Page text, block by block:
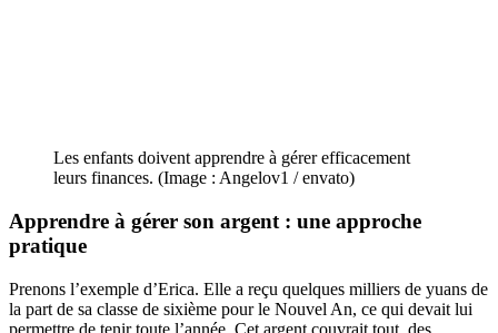
Les enfants doivent apprendre à gérer efficacement
leurs finances. (Image : Angelov1 / envato)
Apprendre à gérer son argent : une approche
pratique
Prenons l’exemple d’Erica. Elle a reçu quelques milliers de yuans de
la part de sa classe de sixième pour le Nouvel An, ce qui devait lui
permettre de tenir toute l’année. Cet argent couvrait tout, des